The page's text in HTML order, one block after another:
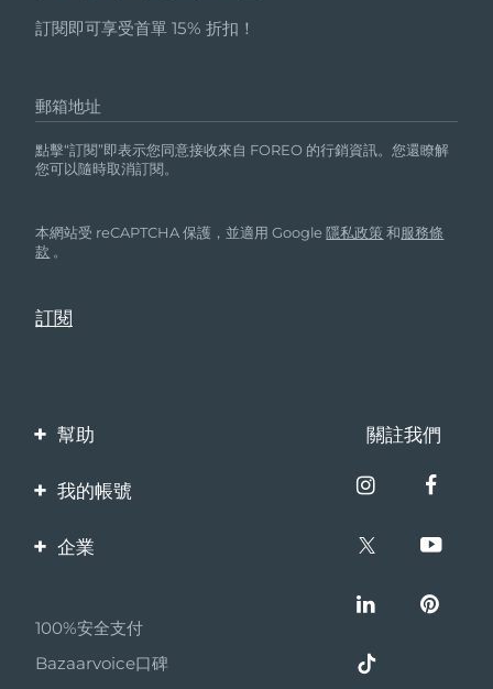
訂閱即可享受首單 15% 折扣！
郵箱地址
點擊“訂閱”即表示您同意接收來自 FOREO 的行銷資訊。您還瞭解
您可以隨時取消訂閱。
本網站受 reCAPTCHA 保護，並適用 Google隱私政策 和服務條
款 。
幫助
聯繫我們
保修與退換貨
關註我們
我的帳號
產品註冊
企業
夥伴計畫
聯盟新聞
100%安全支付
Bazaarvoice口碑